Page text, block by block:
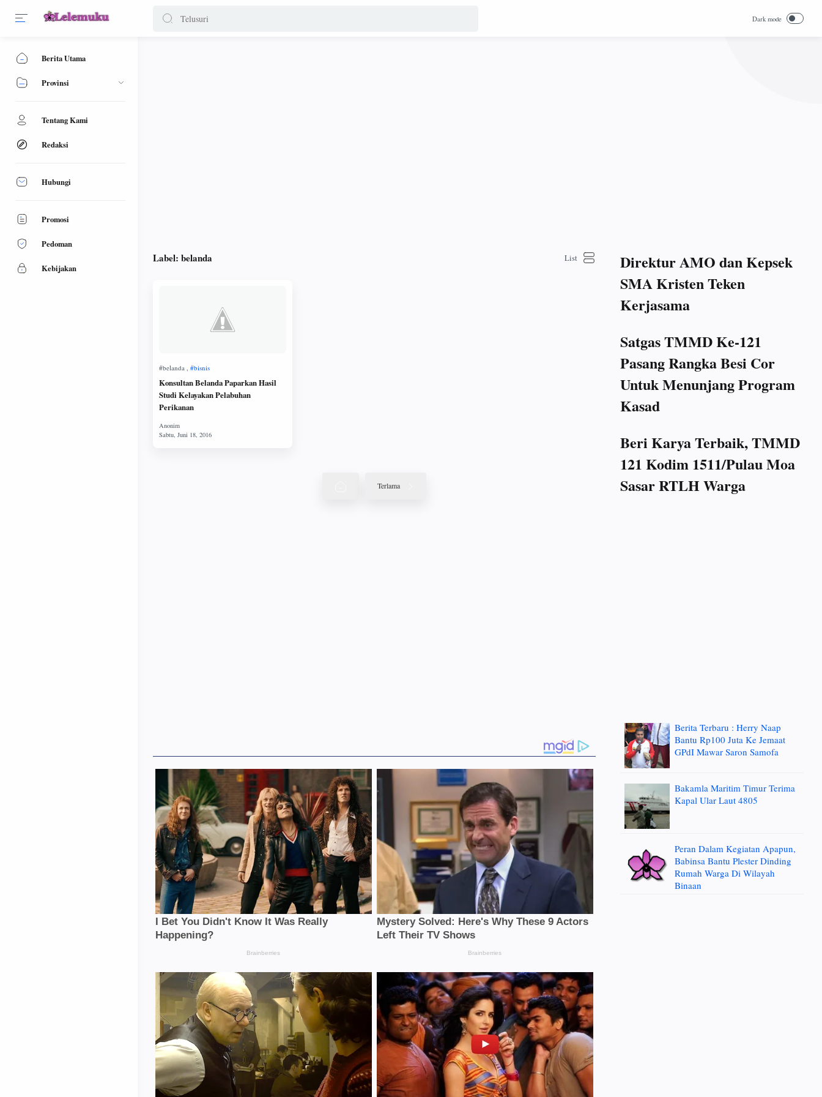
Label: belanda
Konsultan Belanda Paparkan Hasil
Studi Kelayakan Pelabuhan
Perikanan
Terlama
Direktur AMO dan Kepsek
SMA Kristen Teken
Kerjasama
Satgas TMMD Ke-121
Pasang Rangka Besi Cor
Untuk Menunjang Program
Kasad
Beri Karya Terbaik, TMMD
121 Kodim 1511/Pulau Moa
Sasar RTLH Warga
Berita Terbaru : Herry Naap
Bantu Rp100 Juta Ke Jemaat
GPdI Mawar Saron Samofa
Bakamla Maritim Timur Terima
Kapal Ular Laut 4805
Peran Dalam Kegiatan Apapun,
Babinsa Bantu Plester Dinding
Rumah Warga Di Wilayah
Binaan
Berita Utama
Provinsi
Tentang Kami
Redaksi
Hubungi
Promosi
Pedoman
Kebijakan